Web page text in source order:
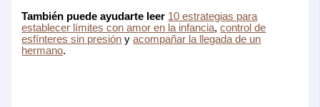
También puede ayudarte leer 10 estrategias para
establecer límites con amor en la infancia,control de
esfínteres sin presión yacompañar la llegada de un
hermano.